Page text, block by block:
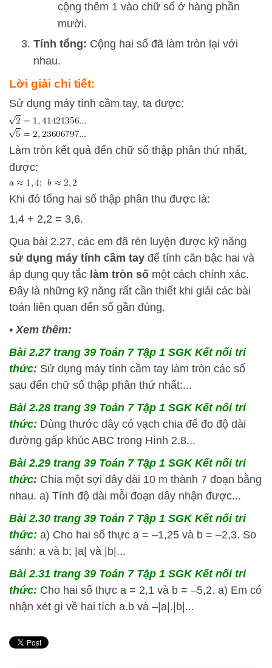
cộng thêm 1 vào chữ số ở hàng phần
mười.
Tính tổng: Cộng hai số đã làm tròn lại với
nhau.
Lời giải chi tiết:
Sử dụng máy tính cầm tay, ta được:
Làm tròn kết quả đến chữ số thập phân thứ nhất,
được:
Khi đó tổng hai số thập phân thu được là:
1,4 + 2,2 = 3,6.
Qua bài 2.27, các em đã rèn luyện được kỹ năng
sử dụng máy tính cầm tay để tính căn bậc hai và
áp dụng quy tắc làm tròn số một cách chính xác.
Đây là những kỹ năng rất cần thiết khi giải các bài
toán liên quan đến số gần đúng.
•Xem thêm:
Bài 2.27 trang 39 Toán 7 Tập 1 SGK Kết nối tri
thức: Sử dụng máy tính cầm tay làm tròn các số
sau đến chữ số thập phân thứ nhất:...
Bài 2.28 trang 39 Toán 7 Tập 1 SGK Kết nối tri
thức: Dùng thước dây có vạch chia để đo độ dài
đường gấp khúc ABC trong Hình 2.8...
Bài 2.29 trang 39 Toán 7 Tập 1 SGK Kết nối tri
thức: Chia một sợi dây dài 10 m thành 7 đoạn bằng
nhau. a) Tính độ dài mỗi đoạn dây nhận được...
Bài 2.30 trang 39 Toán 7 Tập 1 SGK Kết nối tri
thức: a) Cho hai số thực a = –1,25 và b = –2,3. So
sánh: a và b; |a| và |b|...
Bài 2.31 trang 39 Toán 7 Tập 1 SGK Kết nối tri
thức: Cho hai số thực a = 2,1 và b = –5,2. a) Em có
nhận xét gì về hai tích a.b và –|a|.|b|...